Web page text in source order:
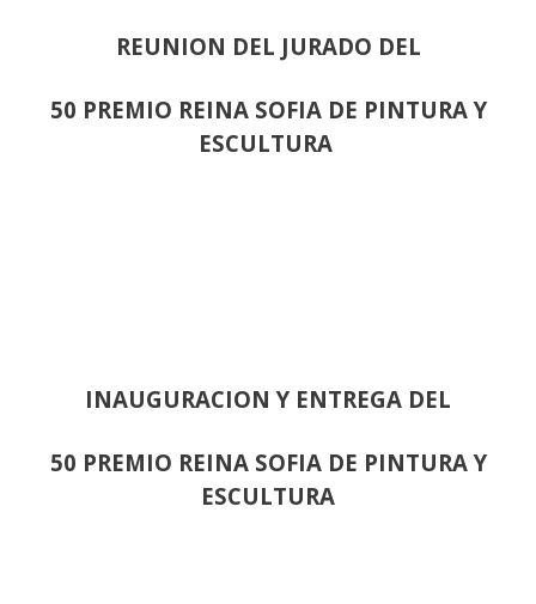
REUNION DEL JURADO DEL
50 PREMIO REINA SOFIA DE PINTURA Y
ESCULTURA
INAUGURACION Y ENTREGA DEL
50 PREMIO REINA SOFIA DE PINTURA Y
ESCULTURA